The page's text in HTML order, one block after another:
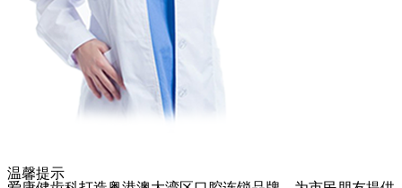
温馨提示